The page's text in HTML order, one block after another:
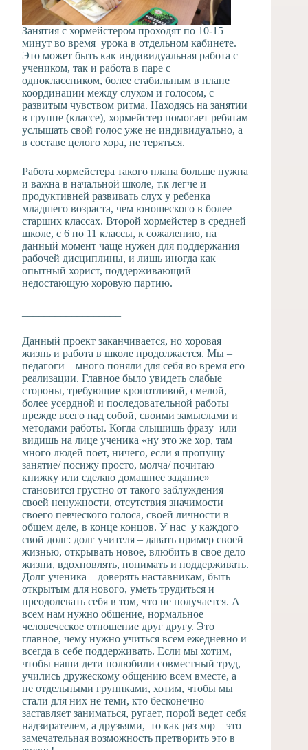
Занятия с хормейстером проходят по 10-15
минут во время урока в отдельном кабинете.
Это может быть как индивидуальная работа с
учеником, так и работа в паре с
одноклассником, более стабильным в плане
координации между слухом и голосом, с
развитым чувством ритма. Находясь на занятии
в группе (классе), хормейстер помогает ребятам
услышать свой голос уже не индивидуально, а
в составе целого хора, не теряться.
Работа хормейстера такого плана больше нужна
и важна в начальной школе, т.к легче и
продуктивней развивать слух у ребенка
младшего возраста, чем юношеского в более
старших классах. Второй хормейстер в средней
школе, с 6 по 11 классы, к сожалению, на
данный момент чаще нужен для поддержания
рабочей дисциплины, и лишь иногда как
опытный хорист, поддерживающий
недостающую хоровую партию.
Данный проект заканчивается, но хоровая
жизнь и работа в школе продолжается. Мы –
педагоги – много поняли для себя во время его
реализации. Главное было увидеть слабые
стороны, требующие кропотливой, смелой,
более усердной и последовательной работы
прежде всего над собой, своими замыслами и
методами работы. Когда слышишь фразу или
видишь на лице ученика «ну это же хор, там
много людей поет, ничего, если я пропущу
занятие/ посижу просто, молча/ почитаю
книжку или сделаю домашнее задание»
становится грустно от такого заблуждения
своей ненужности, отсутствия значимости
своего певческого голоса, своей личности в
общем деле, в конце концов. У нас у каждого
свой долг: долг учителя – давать пример своей
жизнью, открывать новое, влюбить в свое дело
жизни, вдохновлять, понимать и поддерживать.
Долг ученика – доверять наставникам, быть
открытым для нового, уметь трудиться и
преодолевать себя в том, что не получается. А
всем нам нужно общение, нормальное
человеческое отношение друг другу. Это
главное, чему нужно учиться всем ежедневно и
всегда в себе поддерживать. Если мы хотим,
чтобы наши дети полюбили совместный труд,
учились дружескому общению всем вместе, а
не отдельными группками, хотим, чтобы мы
стали для них не теми, кто бесконечно
заставляет заниматься, ругает, порой ведет себя
надзирателем, а друзьями, то как раз хор – это
замечательная возможность претворить это в